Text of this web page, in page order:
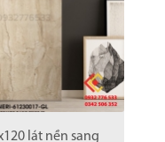
lát nền sang